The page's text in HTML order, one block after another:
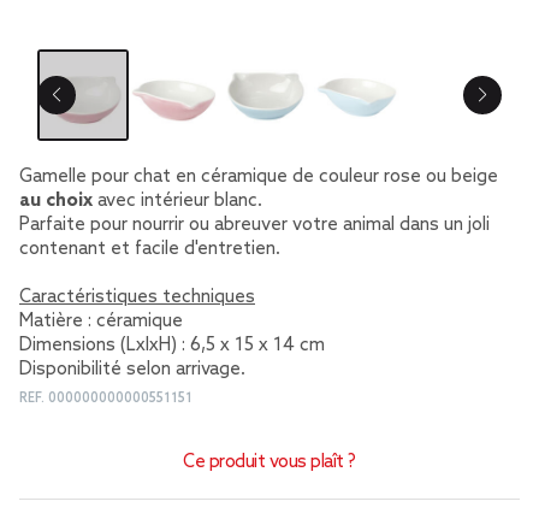
Gamelle pour chat en céramique de couleur rose ou beige
au choix avec intérieur blanc.
Parfaite pour nourrir ou abreuver votre animal dans un joli
contenant et facile d'entretien.
Caractéristiques techniques
Matière : céramique
Dimensions (LxlxH) : 6,5 x 15 x 14 cm
Disponibilité selon arrivage.
REF. 000000000000551151
Ce produit vous plaît ?